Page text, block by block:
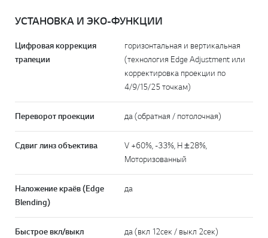
УСТАНОВКА И ЭКО-ФУНКЦИИ
Цифровая коррекция
трапеции
горизонтальная и вертикальная
(технология Edge Adjustment или
корректировка проекции по
4/9/15/25 точкам)
Переворот проекции да (обратная / потолочная)
Сдвиг линз объектива
V +60%, -33%, H ±28%,
Моторизованный
Наложение краёв (Edge
Blending)
да
Быстрое вкл/выкл да (вкл 12сек / выкл 2сек)